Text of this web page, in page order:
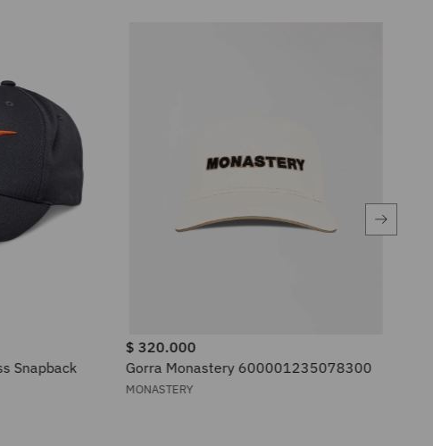
Snapback
$ 320.000
Gorra Monastery 600001235078300
MONASTERY